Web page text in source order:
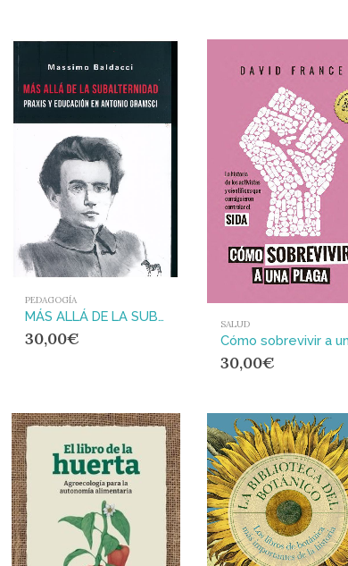
PEDAGOGÍA
MÁS ALLÁ DE LA SUBALTERNIDAD : PRAXIS Y EDUCACIÓN EN ANTONIO GRAMSCI
30,00€
SALUD
30,00€